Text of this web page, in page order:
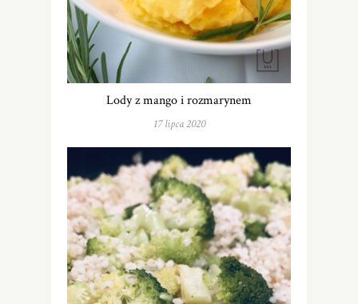
Lody z mango i rozmarynem
17 lipca 2020